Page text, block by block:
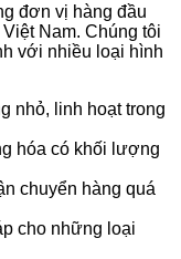
đơn vị hàng đầu
Nam. Chúng tôi
với nhiều loại hình
nhỏ, linh hoạt trong
hóa có khối lượng
chuyển hàng quá
cho những loại